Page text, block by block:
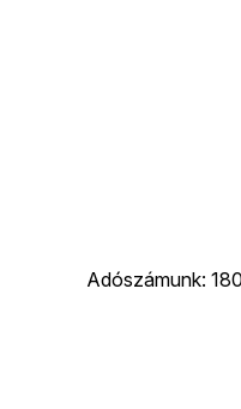
Adószámunk: